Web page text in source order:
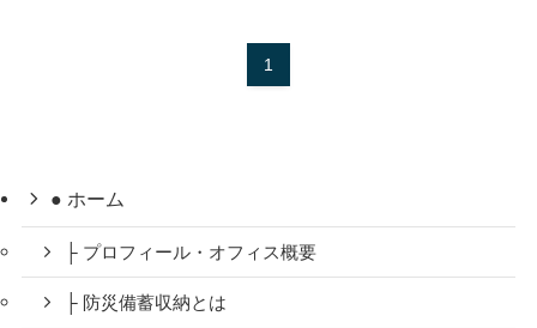
1
● ホーム
├ プロフィール・オフィス概要
├ 防災備蓄収納とは